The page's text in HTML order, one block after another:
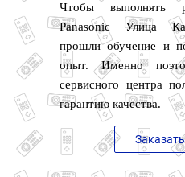
Чтобы выполнять
Panasonic Улица
прошли обучение и
опыт. Именно
сервисного центра
гарантию качества.